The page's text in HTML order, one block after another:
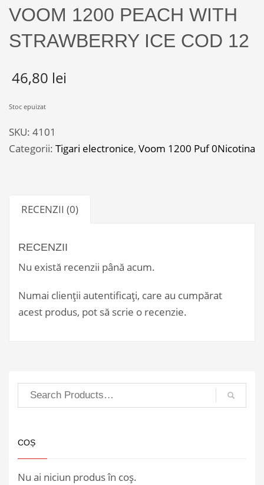
VOOM 1200 PEACH WITH
STRAWBERRY ICE COD 12
46,80 lei
Stoc epuizat
SKU: 4101
Categorii: Tigari electronice, Voom 1200 Puf 0Nicotina
RECENZII (0)
RECENZII
Nu există recenzii până acum.
Numai clienții autentificați, care au cumpărat
acest produs, pot să scrie o recenzie.
COȘ
Nu ai niciun produs în coș.